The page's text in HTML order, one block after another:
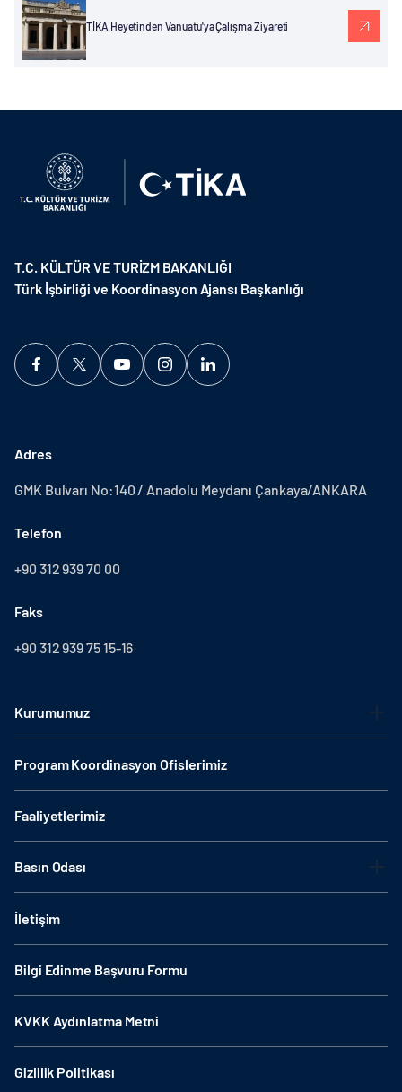
TİKA Heyetinden Vanuatu'ya Çalışma Ziyareti
T.C. KÜLTÜR VE TURİZM BAKANLIĞI
Türk İşbirliği ve Koordinasyon Ajansı Başkanlığı
Adres
GMK Bulvarı No:140 / Anadolu Meydanı Çankaya/ANKARA
Telefon
+90 312 939 70 00
Faks
+90 312 939 75 15-16
Kurumumuz
Program Koordinasyon Ofislerimiz
Faaliyetlerimiz
Basın Odası
İletişim
Bilgi Edinme Başvuru Formu
KVKK Aydınlatma Metni
Gizlilik Politikası